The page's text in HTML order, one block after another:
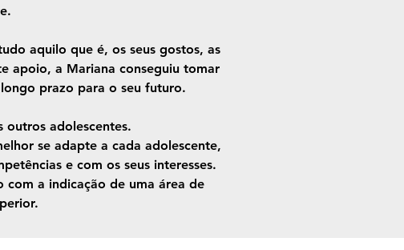
aquilo que é, os seus gostos, as
apoio, a Mariana conseguiu tomar
prazo para o seu futuro.
outros adolescentes.
se adapte a cada adolescente,
e com os seus interesses.
com a indicação de uma área de